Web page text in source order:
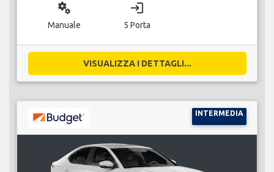
miscellaneous_services
Manuale
login
5 Porta
VISUALIZZA I DETTAGLI...
INTERMEDIA